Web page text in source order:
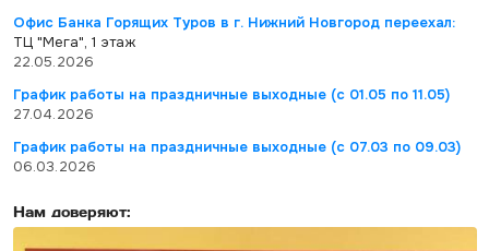
Офис Банка Горящих Туров в г. Нижний Новгород переехал:
ТЦ "Мега", 1 этаж
22.05.2026
График работы на праздничные выходные (с 01.05 по 11.05)
27.04.2026
График работы на праздничные выходные (с 07.03 по 09.03)
06.03.2026
Нам доверяют: